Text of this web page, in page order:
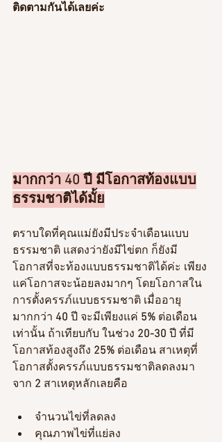
ติดตามกันได้เลยค่ะ
มากกว่า 40 ปี มีโอกาสท้องแบบ
ธรรมชาติได้มั้ย
ตราบใดที่คุณแม่ยังมีประจำเดือนแบบ
ธรรมชาติ แสดงว่ายังมีไข่ตก ก็ยังมี
โอกาสที่จะท้องแบบธรรมชาติได้ค่ะ เพียง
แค่โอกาสจะน้อยลงมากๆ โดยโอกาสใน
การตั้งครรภ์แบบธรรมชาติ เมื่ออายุ
มากกว่า 40 ปี จะมีเพียงแค่ 5% ต่อเดือน
เท่านั้น ถ้าเทียบกับ ในช่วง 20-30 ปี ที่มี
โอกาสท้องสูงถึง 25% ต่อเดือน สาเหตุที่
โอกาสตั้งครรภ์แบบธรรมชาติลดลงมา
จาก 2 สาเหตุหลักเลยคือ
จำนวนไข่ที่ลดลง
คุณภาพไข่ที่แย่ลง